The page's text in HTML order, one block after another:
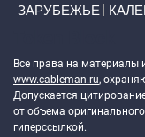
ЗАРУБЕЖЬЕ
Все права на материалы
www.cableman.ru,
Допускается
от объема
гиперссылкой.